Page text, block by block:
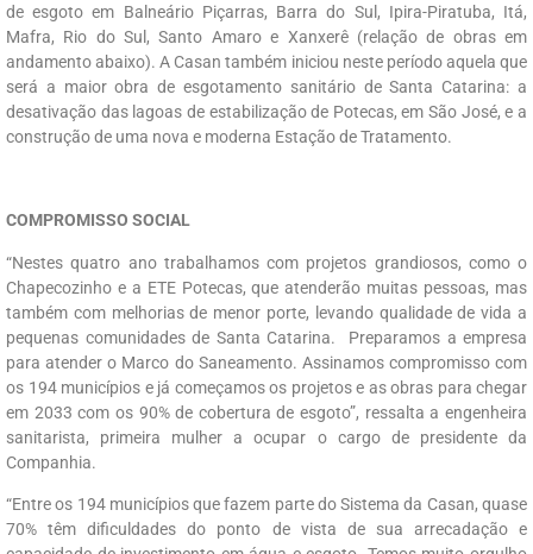
de esgoto em Balneário Piçarras, Barra do Sul, Ipira-Piratuba, Itá,
Mafra, Rio do Sul, Santo Amaro e Xanxerê (relação de obras em
andamento abaixo). A Casan também iniciou neste período aquela que
será a maior obra de esgotamento sanitário de Santa Catarina: a
desativação das lagoas de estabilização de Potecas, em São José, e a
construção de uma nova e moderna Estação de Tratamento.
COMPROMISSO SOCIAL
“Nestes quatro ano trabalhamos com projetos grandiosos, como o
Chapecozinho e a ETE Potecas, que atenderão muitas pessoas, mas
também com melhorias de menor porte, levando qualidade de vida a
pequenas comunidades de Santa Catarina. Preparamos a empresa
para atender o Marco do Saneamento. Assinamos compromisso com
os 194 municípios e já começamos os projetos e as obras para chegar
em 2033 com os 90% de cobertura de esgoto”, ressalta a engenheira
sanitarista, primeira mulher a ocupar o cargo de presidente da
Companhia.
“Entre os 194 municípios que fazem parte do Sistema da Casan, quase
70% têm dificuldades do ponto de vista de sua arrecadação e